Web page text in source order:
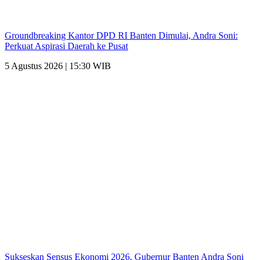
Groundbreaking Kantor DPD RI Banten Dimulai, Andra Soni:
Perkuat Aspirasi Daerah ke Pusat
5 Agustus 2026 | 15:30 WIB
Sukseskan Sensus Ekonomi 2026, Gubernur Banten Andra Soni